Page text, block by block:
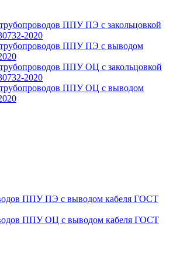
ППУ ПЭ с закольцовкой
2020
ППУ ПЭ с выводом
ППУ ОЦ с закольцовкой
2020
ППУ ОЦ с выводом
ППУ ПЭ с выводом кабеля ГОСТ
ППУ ОЦ с выводом кабеля ГОСТ